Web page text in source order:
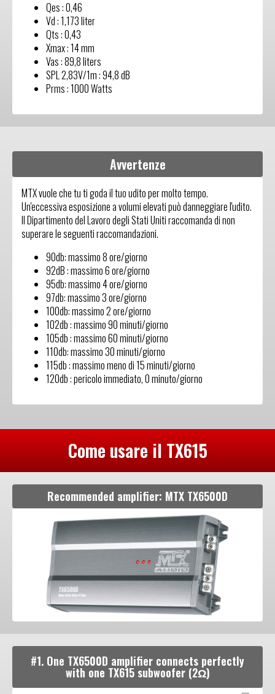
Qes : 0,46
Vd : 1,173 liter
Qts : 0,43
Xmax : 14 mm
Vas : 89,8 liters
SPL 2,83V/1m : 94,8 dB
Prms : 1000 Watts
Avvertenze
MTX vuole che tu ti goda il tuo udito per molto tempo.
Un'eccessiva esposizione a volumi elevati può danneggiare l'udito.
Il Dipartimento del Lavoro degli Stati Uniti raccomanda di non
superare le seguenti raccomandazioni.
90db: massimo 8 ore/giorno
92dB : massimo 6 ore/giorno
95db: massimo 4 ore/giorno
97db: massimo 3 ore/giorno
100db: massimo 2 ore/giorno
102db : massimo 90 minuti/giorno
105db : massimo 60 minuti/giorno
110db: massimo 30 minuti/giorno
115db : massimo meno di 15 minuti/giorno
120db : pericolo immediato, 0 minuto/giorno
Come usare il TX615
Recommended amplifier: MTX TX6500D
#1. One TX6500D amplifier connects perfectly
with one TX615 subwoofer (2Ω)